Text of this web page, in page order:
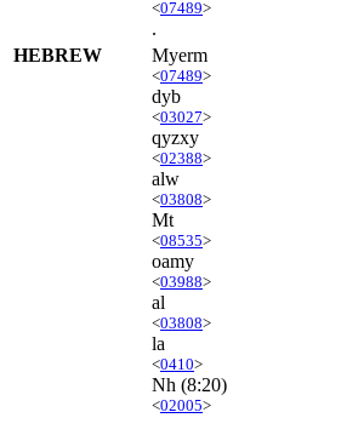
<07489>
.
HEBREW
Myerm
<07489>
dyb
<03027>
qyzxy
<02388>
alw
<03808>
Mt
<08535>
oamy
<03988>
al
<03808>
la
<0410>
Nh (8:20)
<02005>